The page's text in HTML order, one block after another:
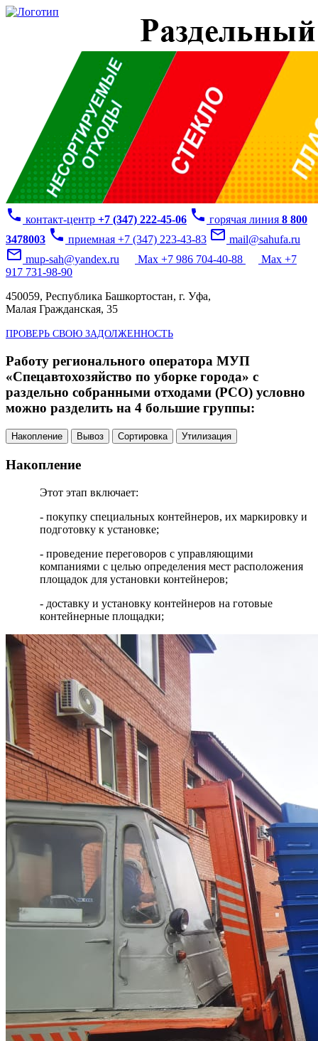
phone контакт-центр +7 (347) 222-45-06 phone горячая линия 8 800
3478003 phone приемная +7 (347) 223-43-83 mail_outline mail@sahufa.ru
mail_outline mup-sah@yandex.ru Max +7 986 704-40-88
Max +7
917 731-98-90
450059, Республика Башкортостан, г. Уфа,
Малая Гражданская, 35
ПРОВЕРЬ СВОЮ ЗАДОЛЖЕННОСТЬ
Работу регионального оператора МУП
«Спецавтохозяйство по уборке города» с
раздельно собранными отходами (РСО) условно
можно разделить на 4 большие группы:
Накопление Вывоз Сортировка Утилизация
Накопление
Этот этап включает:
- покупку специальных контейнеров, их маркировку и
подготовку к установке;
- проведение переговоров с управляющими
компаниями с целью определения мест расположения
площадок для установки контейнеров;
- доставку и установку контейнеров на готовые
контейнерные площадки;